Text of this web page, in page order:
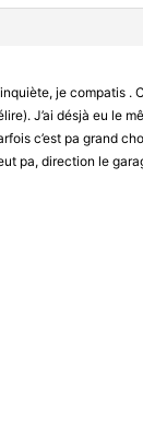
je compatis .
J’ai désjà eu le
c’est pa grand
pa, direction le